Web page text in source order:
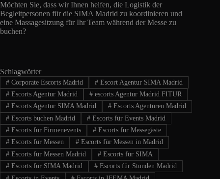
Möchten Sie, dass wir Ihnen helfen, die Logistik der
Begleitpersonen für die SIMA Madrid zu koordinieren und
eine Massagesitzung für Ihr Team während der Messe zu
buchen?
Schlagwörter
#Corporate Escorts Madrid #Escort Agentur SIMA Madrid
#Escorts Agentur Madrid #escorts Agentur Madrid FITUR
#Escorts Agentur SIMA Madrid #Escorts Agenturen Madrid
#Escorts buchen Madrid #Escorts für Events Madrid
#Escorts für Firmenevents #Escorts für Messegäste
#Escorts für Messen #Escorts für Messen in Madrid
#Escorts für Messen Madrid #Escorts für SIMA
#Escorts für SIMA Madrid #Escorts für Stunden Madrid